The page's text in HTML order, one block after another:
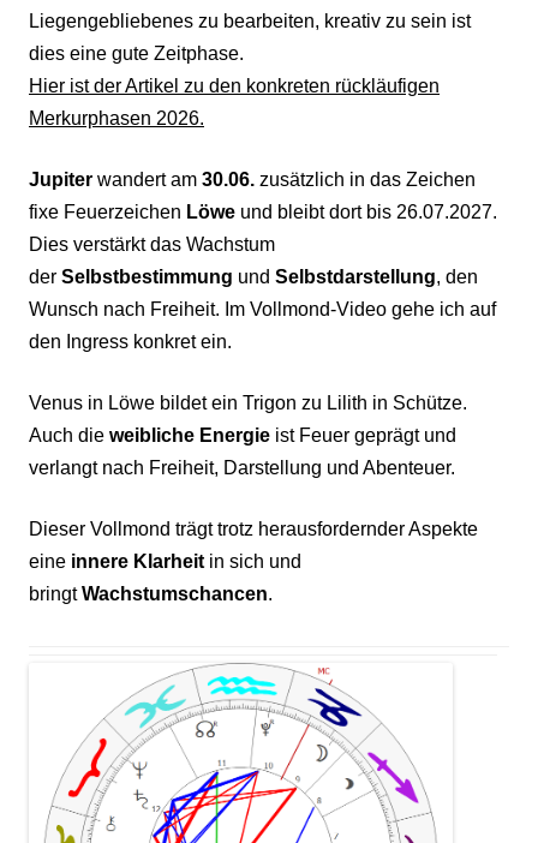
Liegengebliebenes zu bearbeiten, kreativ zu sein ist
dies eine gute Zeitphase.
Hier ist der Artikel zu den konkreten rückläufigen
Merkurphasen 2026.
Jupiter wandert am 30.06. zusätzlich in das Zeichen
fixe Feuerzeichen Löwe und bleibt dort bis 26.07.2027.
Dies verstärkt das Wachstum
der Selbstbestimmung und Selbstdarstellung, den
Wunsch nach Freiheit. Im Vollmond-Video gehe ich auf
den Ingress konkret ein.
Venus in Löwe bildet ein Trigon zu Lilith in Schütze.
Auch die weibliche Energie ist Feuer geprägt und
verlangt nach Freiheit, Darstellung und Abenteuer.
Dieser Vollmond trägt trotz herausfordernder Aspekte
eine innere Klarheit in sich und
bringtWachstumschancen.